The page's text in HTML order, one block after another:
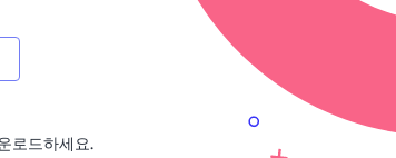
로드하세요.